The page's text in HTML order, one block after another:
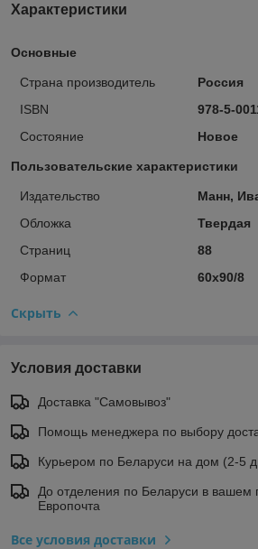
Характеристики
Основные
Страна производитель
Россия
ISBN
978-5-
Состояние
Новое
Пользовательские характеристики
Издательство
Манн,
Обложка
Твердая
Страниц
88
Формат
60х90/8
Скрыть
Условия доставки
Доставка "Самовывоз"
Помощь менеджера по выбору
Курьером по Беларуси на дом (2-5
До отделения по Беларуси в вашем
Европочта
Все условия доставки